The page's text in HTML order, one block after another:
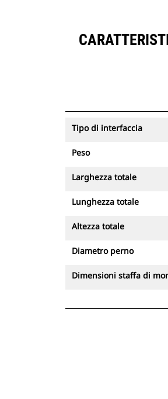
Tipo di interfaccia
Peso
Larghezza totale
Lunghezza totale
Altezza totale
Diametro perno
Dimensioni staffa di